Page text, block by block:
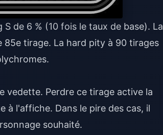
de 6 % (10 fois le taux de base). La
tirage. La hard pity à 90 tirages
vedette. Perdre ce tirage active la
à l'affiche. Dans le pire des cas, il
souhaité.